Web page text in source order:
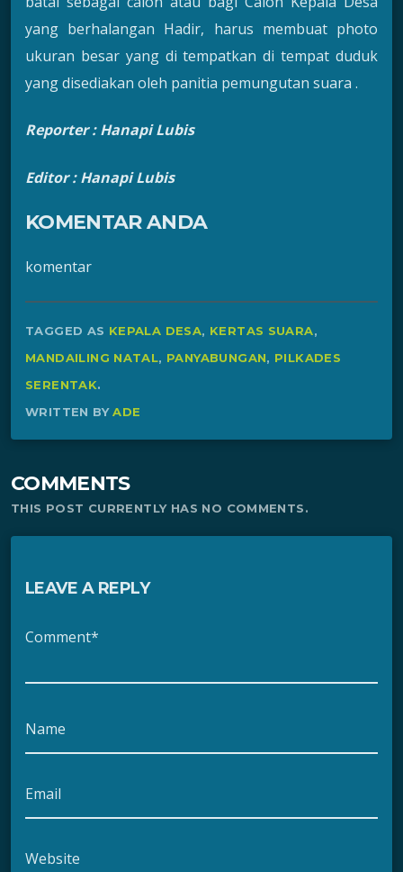
yang berhalangan Hadir, harus membuat photo
ukuran besar yang di tempatkan di tempat duduk
yang disediakan oleh panitia pemungutan suara .
Reporter : Hanapi Lubis
Editor : Hanapi Lubis
KOMENTAR ANDA
komentar
TAGGED AS KEPALA DESA, KERTAS SUARA,
MANDAILING NATAL, PANYABUNGAN, PILKADES
SERENTAK.
WRITTEN BYADE
COMMENTS
THIS POST CURRENTLY HAS NO COMMENTS.
LEAVE A REPLY
Comment*
Name
Email
Website